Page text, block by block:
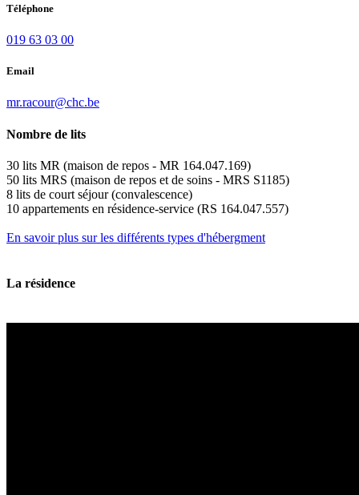
Téléphone
019 63 03 00
Email
mr.racour@chc.be
Nombre de lits
30 lits MR (maison de repos - MR 164.047.169)
50 lits MRS (maison de repos et de soins - MRS S1185)
8 lits de court séjour (convalescence)
10 appartements en résidence-service (RS 164.047.557)
En savoir plus sur les différents types d'hébergment
La résidence